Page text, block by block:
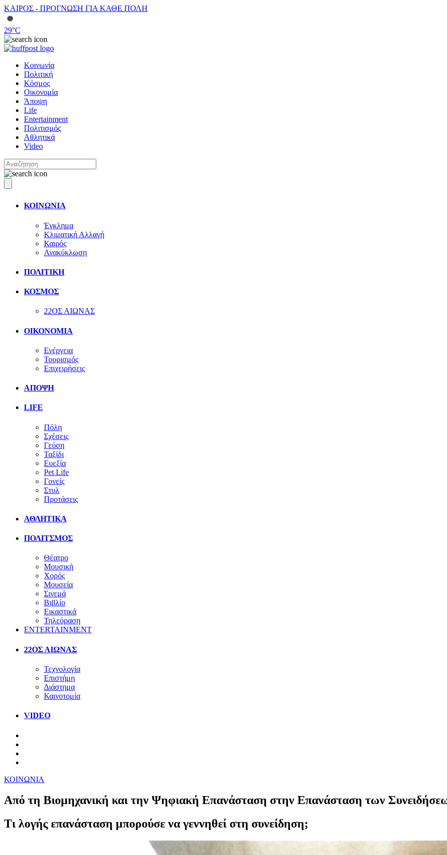
ΚΑΙΡΟΣ - ΠΡΟΓΝΩΣΗ ΓΙΑ ΚΑΘΕ ΠΟΛΗ
29°C
Κοινωνία
Πολιτική
Κόσμος
Οικονομία
Άποψη
Life
Entertainment
Πολιτισμός
Αθλητικά
Video
ΚΟΙΝΩΝΙΑ
Έγκλημα
Κλιματική Αλλαγή
Καιρός
Ανακύκλωση
ΠΟΛΙΤΙΚΗ
ΚΟΣΜΟΣ
22ΟΣ ΑΙΩΝΑΣ
ΟΙΚΟΝΟΜΙΑ
Ενέργεια
Τουρισμός
Επιχειρήσεις
ΑΠΟΨΗ
LIFE
Πόλη
Σχέσεις
Γεύση
Ταξίδι
Ευεξία
Pet Life
Γονείς
Στυλ
Προτάσεις
ΑΘΛΗΤΙΚΑ
ΠΟΛΙΤΣΜΟΣ
Θέατρο
Μουσική
Χορός
Μουσεία
Σινεμά
Βιβλίο
Εικαστικά
Τηλεόραση
ENTERTAINMENT
22ΟΣ ΑΙΩΝΑΣ
Τεχνολογία
Επιστήμη
Διάστημα
Καινοτομία
VIDEO
ΚΟΙΝΩΝΙΑ
Από τη Βιομηχανική και την Ψηφιακή Επανάσταση στην Επανάσταση των
Τι λογής επανάσταση μπορούσε να γεννηθεί στη συνείδηση;